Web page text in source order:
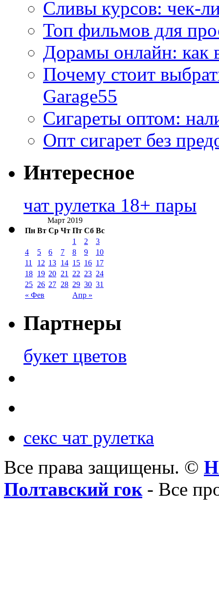
Сливы курсов: чек-
Топ фильмов для
Дорамы онлайн: как
Почему стоит
Garage55
Сигареты оптом:
Опт сигарет без
Интересное
чат рулетка 18+ пары
Март 2019
Пн Вт Ср Чт Пт Сб Вс
« Фев Апр »
1 2
3
4
5 6 7 8 9
10
11
12 13 14 15 16 17
18 19 20 21 22 23 24
25 26 27 28 29 30 31
Партнеры
букет цветов
секс чат рулетка
Все права защищены. ©
Полтавский гок- Все